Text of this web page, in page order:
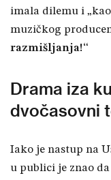
imala dilemu i
muzičkog
razmišljanja!“
Drama iza
dvočasovni
Iako je nastup na
u publici je znao